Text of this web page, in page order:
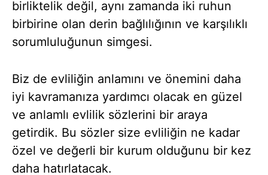
birliktelik değil, aynı zamanda iki ruhun
birbirine olan derin bağlılığının ve karşılıklı
sorumluluğunun simgesi.
Biz de evliliğin anlamını ve önemini daha
iyi kavramanıza yardımcı olacak en güzel
ve anlamlı evlilik sözlerini bir araya
getirdik. Bu sözler size evliliğin ne kadar
özel ve değerli bir kurum olduğunu bir kez
daha hatırlatacak.